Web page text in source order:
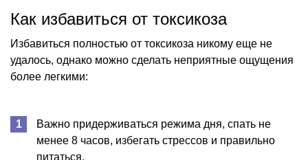
Как избавиться от токсикоза
Избавиться полностью от токсикоза никому еще не
удалось, однако можно сделать неприятные ощущения
более легкими:
Важно придерживаться режима дня, спать не
менее 8 часов, избегать стрессов и правильно
питаться.